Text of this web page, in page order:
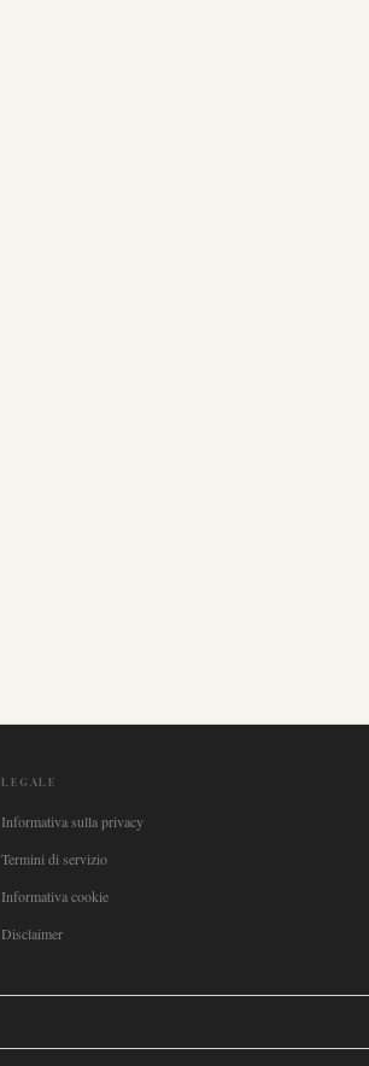
LEGALE
Informativa sulla privacy
Termini di servizio
Informativa cookie
Disclaimer